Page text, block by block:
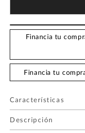
Financia tu
Financia tu
Características
Descripción